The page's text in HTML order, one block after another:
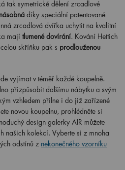
tak symetrické dělení zrcadlové
díky speciální patentované
zrcadlová dvířka uchytit na kvalitní
mají tlumené dovírání. Kování Hettich
skříňku pak s prodlouženou
vyjímat v téměř každé koupelně.
přizpůsobit dalšímu nábytku a svým
vzhledem přilne i do již zařízené
novou koupelnu, prohlédněte si
design galerky AIR můžete
našich kolekcí. Vyberte si z mnoha
odstínů z nekonečného vzorníku